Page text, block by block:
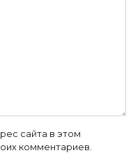
сайта в этом
комментариев.